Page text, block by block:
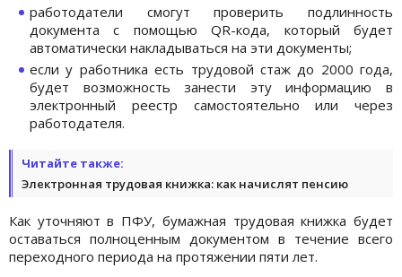
работодатели смогут проверить подлинность
документа с помощью QR-кода, который будет
автоматически накладываться на эти документы;
если у работника есть трудовой стаж до 2000 года,
будет возможность занести эту информацию в
электронный реестр самостоятельно или через
работодателя.
Читайте также:
Электронная трудовая книжка: как начислят пенсию
Как уточняют в ПФУ, бумажная трудовая книжка будет
оставаться полноценным документом в течение всего
переходного периода на протяжении пяти лет.